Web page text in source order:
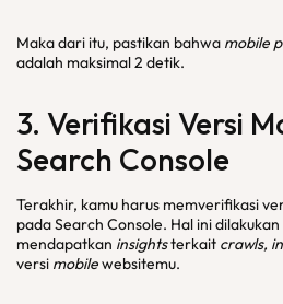
Maka dari itu, pastikan bahwa mobile
adalah maksimal 2 detik.
3. Verifikasi Versi
Search Console
Terakhir, kamu harus memverifikasi
pada Search Console. Hal ini
mendapatkan insightsterkait crawls,
versi mobilewebsitemu.